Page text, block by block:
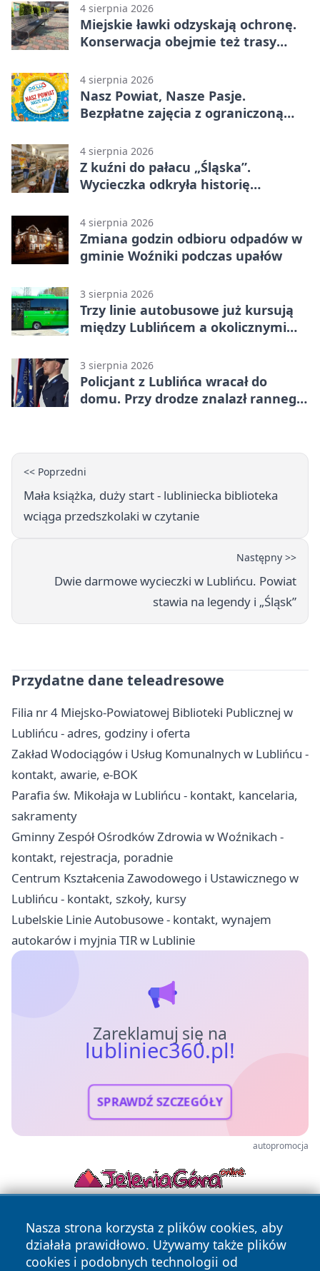
4 sierpnia 2026
Miejskie ławki odzyskają ochronę.
Konserwacja obejmie też trasy
4 sierpnia 2026
Nasz Powiat, Nasze Pasje.
Bezpłatne zajęcia z ograniczoną
4 sierpnia 2026
Z kuźni do pałacu „Śląska”.
Wycieczka odkryła historię
4 sierpnia 2026
Zmiana godzin odbioru odpadów w
gminie Woźniki podczas upałów
3 sierpnia 2026
Trzy linie autobusowe już kursują
między Lublińcem a okolicznymi
3 sierpnia 2026
Policjant z Lublińca wracał do
domu. Przy drodze znalazł rannego
<< Poprzedni
Mała książka, duży start - lubliniecka biblioteka
wciąga przedszkolaki w czytanie
Następny >>
Dwie darmowe wycieczki w Lublińcu. Powiat
stawia na legendy i „Śląsk”
Przydatne dane teleadresowe
Filia nr 4 Miejsko-Powiatowej Biblioteki Publicznej w
Lublińcu - adres, godziny i oferta
Zakład Wodociągów i Usług Komunalnych w Lublińcu -
kontakt, awarie, e-BOK
Parafia św. Mikołaja w Lublińcu - kontakt, kancelaria,
sakramenty
Gminny Zespół Ośrodków Zdrowia w Woźnikach -
kontakt, rejestracja, poradnie
Centrum Kształcenia Zawodowego i Ustawicznego w
Lublińcu - kontakt, szkoły, kursy
Lubelskie Linie Autobusowe - kontakt, wynajem
autokarów i myjnia TIR w Lublinie
Zareklamuj się na
lubliniec360.pl!
SPRAWDŹ SZCZEGÓŁY
autopromocja
Nasza strona korzysta z plików cookies, aby
działała prawidłowo. Używamy także plików
cookies i podobnych technologii od